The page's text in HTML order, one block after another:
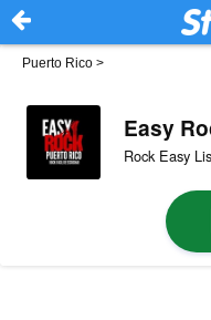
Puerto Rico >
Easy
Rock Easy